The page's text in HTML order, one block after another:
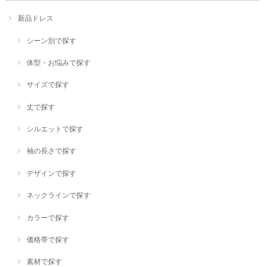
新品ドレス
シーン別で探す
体型・お悩みで探す
サイズで探す
丈で探す
シルエットで探す
袖の長さで探す
デザインで探す
ネックラインで探す
カラーで探す
価格帯で探す
素材で探す